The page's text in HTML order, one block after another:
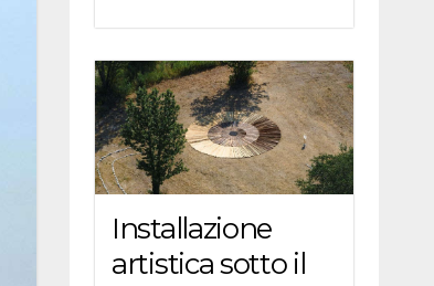
Installazione
artistica sotto il